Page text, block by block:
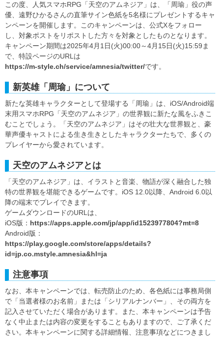
この度、人気スマホRPG「天空のアムネジア」は、「周瑜」役の声
優、遠野ひかるさんの直筆サイン色紙を5名様にプレゼントするキャ
ンペーンを開催します。このキャンペーンは、公式Xをフォロー
し、対象ポストをリポストした方々を対象としたものとなります。
キャンペーン期間は2025年4月1日(火)00:00～4月15日(火)15:59ま
で、特設ページのURLは
https://m-style.ch/service/amnesia/twitter/です。
新英雄「周瑜」について
新たな英雄キャラクターとして登場する「周瑜」は、iOS/Android端
末用スマホRPG「天空のアムネジア」の世界観に新たな風をふきこ
むことでしょう。「天空のアムネジア」はその壮大な世界観と、豪
華声優キャストによる生き生きとしたキャラクターたちで、多くの
プレイヤーから愛されています。
天空のアムネジアとは
「天空のアムネジア」は、イラストと音楽、物語が深く融合した独
特の世界観を堪能できるゲームです。iOS 12.0以降、Android 6.0以
降の端末でプレイできます。
ゲームダウンロードのURLは、
iOS版： https://apps.apple.com/jp/app/id1523977804?mt=8
Android版：
https://play.google.com/store/apps/details?
id=jp.co.mstyle.amnesia&hl=ja
注意事項
なお、本キャンペーンでは、転売防止のため、各色紙には事務局側
で「当選者様のお名前」または「シリアルナンバー」、その両方を
記入させていただく場合があります。また、本キャンペーンは予告
なく中止または内容の変更をすることもありますので、ご了承くだ
さい。本キャンペーンに関する詳細情報、注意事項などにつきまし